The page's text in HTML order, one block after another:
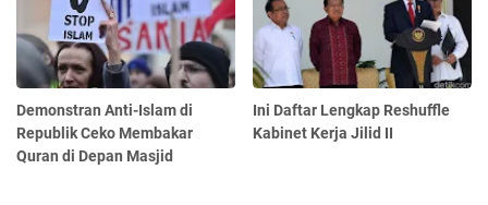
Demonstran Anti-Islam di
Republik Ceko Membakar
Quran di Depan Masjid
Ini Daftar Lengkap Reshuffle
Kabinet Kerja Jilid II